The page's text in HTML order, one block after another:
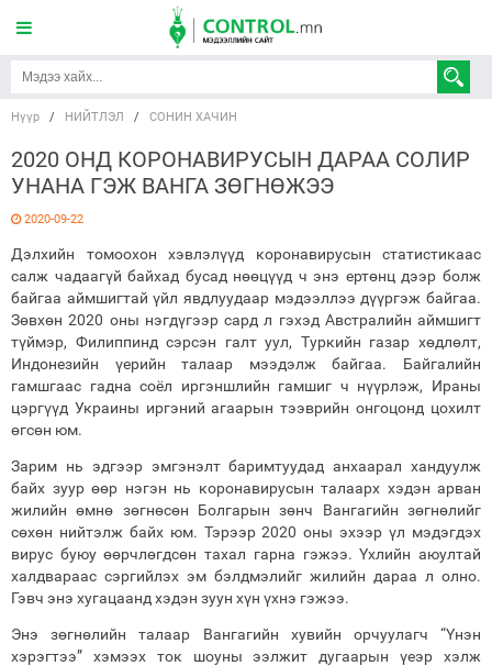
Нүүр / НИЙТЛЭЛ / СОНИН ХАЧИН
2020 ОНД КОРОНАВИРУСЫН ДАРАА СОЛИР
УНАНА ГЭЖ ВАНГА ЗӨГНӨЖЭЭ
2020-09-22
Дэлхийн томоохон хэвлэлүүд коронавирусын статистикаас
салж чадаагүй байхад бусад нөөцүүд ч энэ ертөнц дээр болж
байгаа аймшигтай үйл явдлуудаар мэдээллээ дүүргэж байгаа.
Зөвхөн 2020 оны нэгдүгээр сард л гэхэд Австралийн аймшигт
түймэр, Филиппинд сэрсэн галт уул, Туркийн газар хөдлөлт,
Индонезийн үерийн талаар мээдэлж байгаа. Байгалийн
гамшгаас гадна соёл иргэншлийн гамшиг ч нүүрлэж, Ираны
цэргүүд Украины иргэний агаарын тээврийн онгоцонд цохилт
өгсөн юм.
Зарим нь эдгээр эмгэнэлт баримтуудад анхаарал хандуулж
байх зуур өөр нэгэн нь коронавирусын талаарх хэдэн арван
жилийн өмнө зөгнөсөн Болгарын зөнч Вангагийн зөгнөлийг
сөхөн нийтэлж байх юм. Тэрээр 2020 оны эхээр үл мэдэгдэх
вирус буюу өөрчлөгдсөн тахал гарна гэжээ. Үхлийн аюултай
халдвараас сэргийлэх эм бэлдмэлийг жилийн дараа л олно.
Гэвч энэ хугацаанд хэдэн зуун хүн үхнэ гэжээ.
Энэ зөгнөлийн талаар Вангагийн хувийн орчуулагч “Үнэн
хэрэгтээ” хэмээх ток шоуны ээлжит дугаарын үеэр хэлж